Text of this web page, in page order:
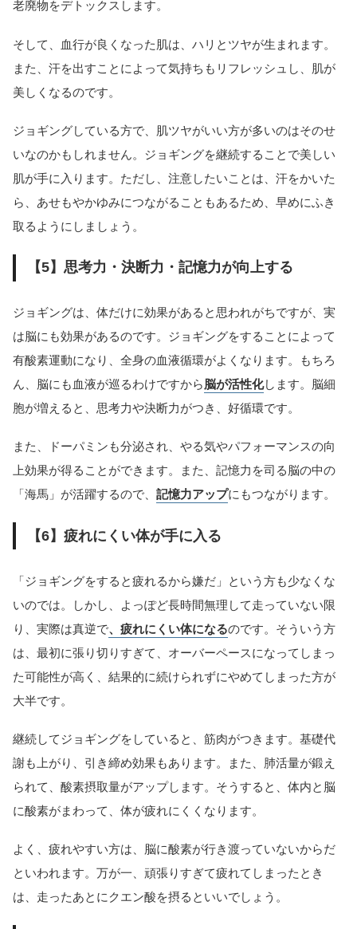
老廃物をデトックスします。
そして、血行が良くなった肌は、ハリとツヤが生まれます。
また、汗を出すことによって気持ちもリフレッシュし、肌が
美しくなるのです。
ジョギングしている方で、肌ツヤがいい方が多いのはそのせ
いなのかもしれません。ジョギングを継続することで美しい
肌が手に入ります。ただし、注意したいことは、汗をかいた
ら、あせもやかゆみにつながることもあるため、早めにふき
取るようにしましょう。
【5】思考力・決断力・記憶力が向上する
ジョギングは、体だけに効果があると思われがちですが、実
は脳にも効果があるのです。ジョギングをすることによって
有酸素運動になり、全身の血液循環がよくなります。もちろ
ん、脳にも血液が巡るわけですから脳が活性化します。脳細
胞が増えると、思考力や決断力がつき、好循環です。
また、ドーパミンも分泌され、やる気やパフォーマンスの向
上効果が得ることができます。また、記憶力を司る脳の中の
「海馬」が活躍するので、 記憶力アップにもつながります。
【6】疲れにくい体が手に入る
「ジョギングをすると疲れるから嫌だ」という方も少なくな
いのでは。しかし、よっぽど長時間無理して走っていない限
り、実際は真逆で、疲れにくい体になるのです。そういう方
は、最初に張り切りすぎて、オーバーペースになってしまっ
た可能性が高く、結果的に続けられずにやめてしまった方が
大半です。
継続してジョギングをしていると、筋肉がつきます。基礎代
謝も上がり、引き締め効果もあります。また、肺活量が鍛え
られて、酸素摂取量がアップします。そうすると、体内と脳
に酸素がまわって、体が疲れにくくなります。
よく、疲れやすい方は、脳に酸素が行き渡っていないからだ
といわれます。万が一、頑張りすぎて疲れてしまったとき
は、走ったあとにクエン酸を摂るといいでしょう。